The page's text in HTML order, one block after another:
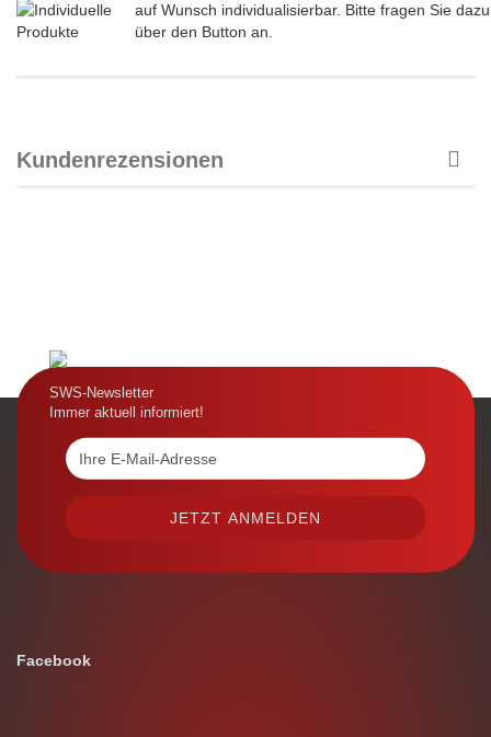
auf Wunsch individualisierbar. Bitte fragen Sie dazu
über den Button an.
Kundenrezensionen
SWS-Newsletter
Immer aktuell informiert!
Facebook